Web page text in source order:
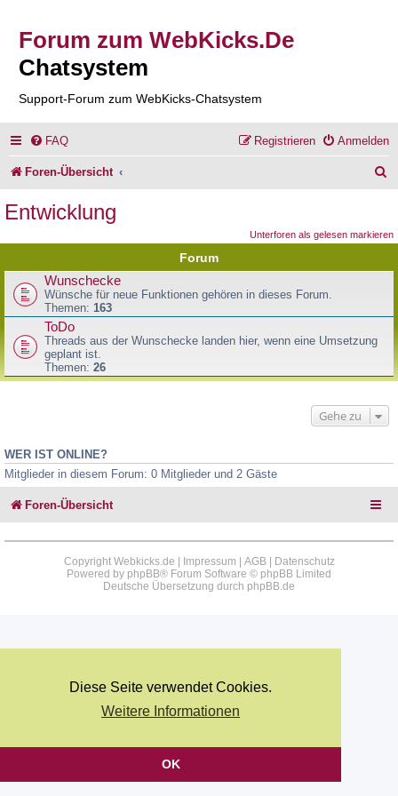
Diese Seite verwendet Cookies.
Weitere Informationen
OK
Forum zum WebKicks.De
Chatsystem
Support-Forum zum WebKicks-Chatsystem
FAQ Anmelden
Registrieren
Foren-Übersicht
e
Entwicklung
Unterforen als gelesen markieren
Forum
Wunschecke
Wünsche für neue Funktionen gehören in dieses Forum.
Themen: 163
ToDo
Threads aus der Wunschecke landen hier, wenn eine Umsetzung
geplant ist.
Themen: 26
Gehe zu
WER IST ONLINE?
Mitglieder in diesem Forum: 0 Mitglieder und 2 Gäste
Foren-Übersicht
Copyright Webkicks.de | Impressum AGB|
Datenschutz
Powered by phpBB® Forum Software © phpBB Limited
Deutsche Übersetzung durch phpBB.de